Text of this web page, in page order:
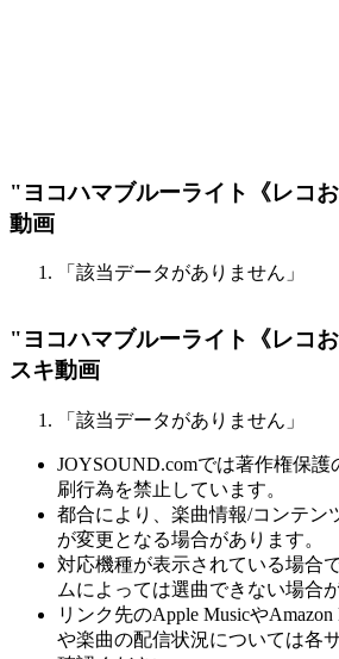
"ヨコハマブルーライト《レコ
動画
「該当データがありません」
"ヨコハマブルーライト《レコ
スキ動画
「該当データがありません」
JOYSOUND.comでは著作権保
刷行為を禁止しています。
都合により、楽曲情報/コンテン
が変更となる場合があります。
対応機種が表示されている場合
ムによっては選曲できない場合
リンク先のApple Musicや
や楽曲の配信状況については各